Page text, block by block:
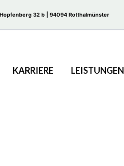
32 b | 94094 Rotthalmünster
KARRIERE LEISTUNGEN